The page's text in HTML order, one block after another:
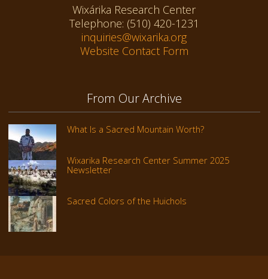
Wixárika Research Center
Telephone: (510) 420-1231
inquiries@wixarika.org
Website Contact Form
From Our Archive
What Is a Sacred Mountain Worth?
Wixarika Research Center Summer 2025
Newsletter
Sacred Colors of the Huichols